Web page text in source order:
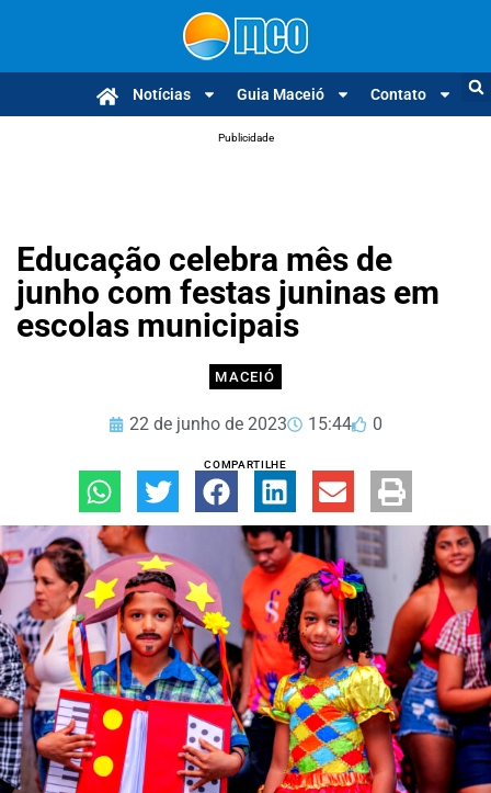
Notícias Guia Maceió Contato
Publicidade
Educação celebra mês de
junho com festas juninas em
escolas municipais
MACEIÓ
22 de junho de 2023 15:44 0
COMPARTILHE